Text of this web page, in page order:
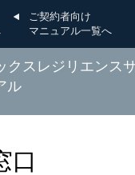
ご契約者向け
マニュアル一覧へ
クスレジリエンス
ル
口